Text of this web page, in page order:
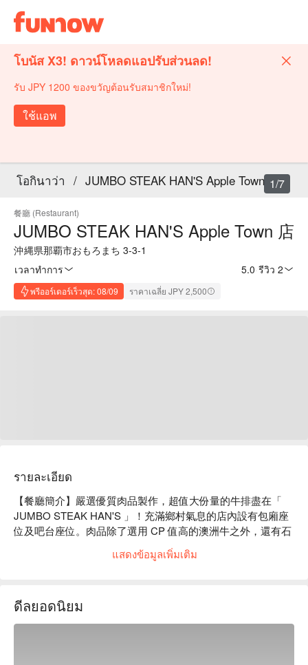
โบนัส X3! ดาวน์โหลดแอปรับส่วนลด!
รับ JPY 1200 ของขวัญต้อนรับสมาชิกใหม่!
ใช้แอพ
โอกินาว่า / JUMBO STEAK HAN'S Apple Town 店
餐廳 (Restaurant)
JUMBO STEAK HAN'S Apple Town 店
沖縄県那覇市おもろまち 3-3-1
เวลาทำการ
5.0 รีวิว 2
พรีออร์เดอร์เร็วสุด: 08/09 ราคาเฉลี่ย JPY 2,500
1/7
รายละเอียด
【餐廳簡介】嚴選優質肉品製作，超值大份量的牛排盡在「
JUMBO STEAK HAN'S 」！充滿鄉村氣息的店內設有包廂座
位及吧台座位。肉品除了選用 CP 值高的澳洲牛之外，還有石
垣牛、本部牛為首的優質牛肉、龍蝦等多元菜色，自助沙拉吧
則以當地蔬菜為主。「 JUMBO STEAK HAN'S 」同時備有兒
冷藏後腿肉牛排：自開店以來長期受到眾人喜愛，最能代表「
JUMBO STEAK HAN'S 」牛排館的牛排！牛肉先由技巧純熟
แสดงข้อมูลเพิ่มเติม
ดีลยอดนิยม